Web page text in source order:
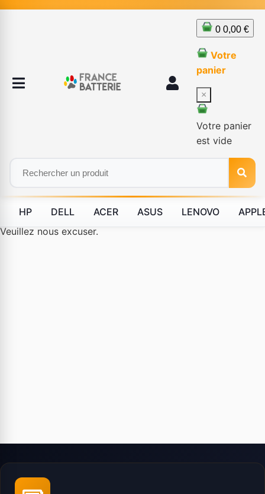
0 0,00 €
Votre
panier
×
Votre panier
est vide
HP DELL ACER ASUS LENOVO
Le produit #BLD--12232 n'est plus disponible à la vente.
Veuillez nous excuser.